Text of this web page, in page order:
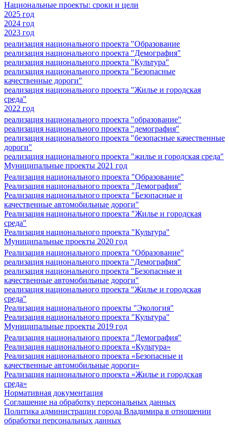
Национальные проекты: сроки и цели
2025 год
2024 год
2023 год
реализация национального проекта "Образование
реализация национального проекта "Демография"
реализация национального проекта "Культура"
реализация национального проекта "Безопасные
качественные дороги"
реализация национального проекта "Жилье и городская
среда"
2022 год
реализация национального проекта "образование"
реализация национального проекта "демография"
реализация национального проекта "безопасные качественные
дороги"
реализация национального проекта "жилье и городская среда"
Муниципальные проекты 2021 год
Реализация национального проекта "Образование"
Реализация национального проекта "Демография"
Реализация национального проекта "Безопасные и
качественные автомобильные дороги"
Реализация национального проекта "Жилье и городская
среда"
Реализация национального проекта "Культура"
Муниципальные проекты 2020 год
Реализация национального проекта "Образование"
реализация национального проекта "Демография"
реализация национального проекта "Безопасные и
качественные автомобильные дороги"
реализация национального проекта "Жилье и городская
среда"
Реализация национального проекты "Экология"
Реализация национального проекта "Культура"
Муниципальные проекты 2019 год
Реализация национального проекта "Демография"
Реализация национального проекта «Культура»
Реализация национального проекта «Безопасные и
качественные автомобильные дороги»
Реализация национального проекта «Жилье и городская
среда»
Нормативная документация
Соглашение на обработку персональных данных
Политика администрации города Владимира в отношении
обработки персональных данных